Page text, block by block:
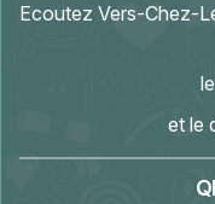
Ecoutez Vers-Chez-
et le